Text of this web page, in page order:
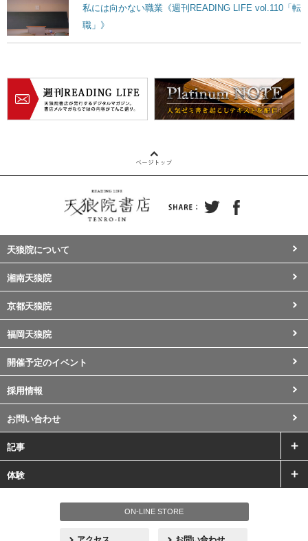
私には向かない職業《週刊READING LIFE vol.110「転
職」》
天狼院について
湘南天狼院
京都天狼院
福岡天狼院
開催予定のイベント
採用情報
お問い合わせ
記事
体験
ON-LINE STORE